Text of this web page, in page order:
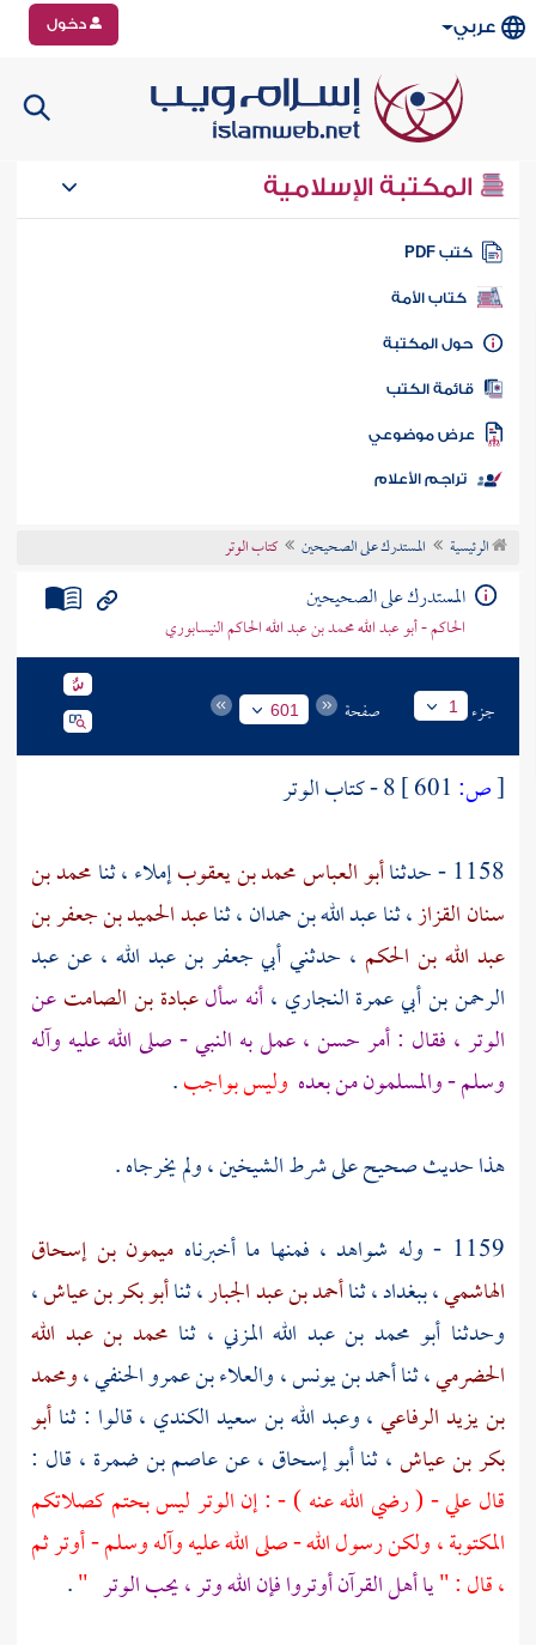
عربي دخول
المكتبة الإسلامية
كتب PDF
كتاب الأمة
المكتبة
الكتب
موضوعي
تراجم الأعلام
الرئيسية المستدرك على الصحيحين كتاب الوتر
المستدرك على الصحيحين
الحاكم - أبو عبد الله محمد بن عبد الله الحاكم النيسابوري
جزء 1 صفحة 601
[ص:
8 - كتاب الوتر
1158 - حدثنا
أبو العباس محمد بن يعقوبإملاء ، ثنامحمد بن
سنان القزاز، ثناعبد الله بن حمدان، ثناعبد الحميد بن جعفر بن
عبد الله بن الحكم ، حدثنيأبي جعفر بن عبد الله ، عنعبد
الرحمن بن أبي عمرة النجاري ،أنه سألعبادة بن الصامتعن
الوتر ، فقال : أمر حسن ، عمل به النبي - صلى الله عليه وآله
وسلم - والمسلمون من بعده وليس بواجب.
هذا حديث صحيح على شرط الشيخين ، ولم يخرجاه .
1159 - وله شواهد ، فمنها ما أخبرناه
ميمون بن إسحاق
الهاشمي،ببغداد، ثناأحمد بن عبد الجبار، ثناأبو بكر بن عياش،
وحدثنا أبو محمد بن عبد الله المزني ، ثنا محمد بن عبد الله
الحضرمي، ثناأحمد بن يونس،والعلاء بن عمرو الحنفي،ومحمد
بن يزيد الرفاعي،وعبد الله بن سعيد الكندي ، قالوا : ثناأبو
بكر بن عياش، ثناأبو إسحاق ، عنعاصم بن ضمرة ، قال :
قالعلي- ( رضي الله عنه ) - : إن الوتر ليس بحتم كصلاتكم
المكتوبة ، ولكن رسول الله - صلى الله عليه وآله وسلم - أوتر ثم
، قال : "يا أهل القرآن أوتروا فإن الله وتر ، يحب الوتر "
.